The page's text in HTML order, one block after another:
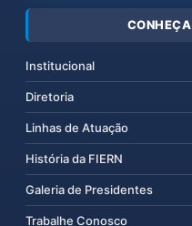
CONHEÇA
Institucional
Diretoria
Linhas de Atuação
História da FIERN
Galeria de Presidentes
Trabalhe Conosco